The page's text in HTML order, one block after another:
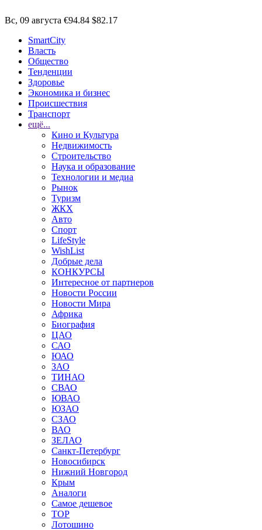
Вс, 09 августа €94.84 $82.17
SmartCity
Власть
Общество
Тенденции
Здоровье
Экономика и бизнес
Происшествия
Транспорт
ещё...
Кино и Культура
Недвижимость
Строительство
Наука и образование
Технологии и медиа
Рынок
Туризм
ЖКХ
Авто
Спорт
LifeStyle
WishList
Добрые дела
КОНКУРСЫ
Интересное от партнеров
Новости России
Новости Мира
Африка
Биография
ЦАО
САО
ЮАО
ЗАО
ТИНАО
СВАО
ЮВАО
ЮЗАО
СЗАО
ВАО
ЗЕЛАО
Санкт-Петербург
Новосибирск
Нижний Новгород
Крым
Аналоги
Самое дешевое
TOP
Лотошино